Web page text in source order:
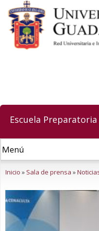
Escuela Preparatoria
Inicio » Sala de prensa »